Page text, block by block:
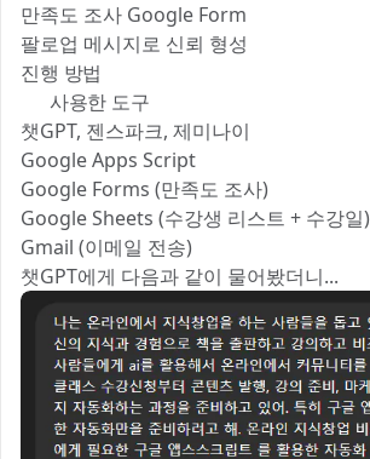
만족도 조사 Google Form 📝
팔로업 메시지로 신뢰 형성 🤝
진행 방법
✨ 사용한 도구
챗GPT, 젠스파크, 제미나이
Google Apps Script
Google Forms (만족도 조사)
Google Sheets (수강생 리스트 + 수강일)
Gmail (이메일 전송)
챗GPT에게 다음과 같이 물어봤더니...